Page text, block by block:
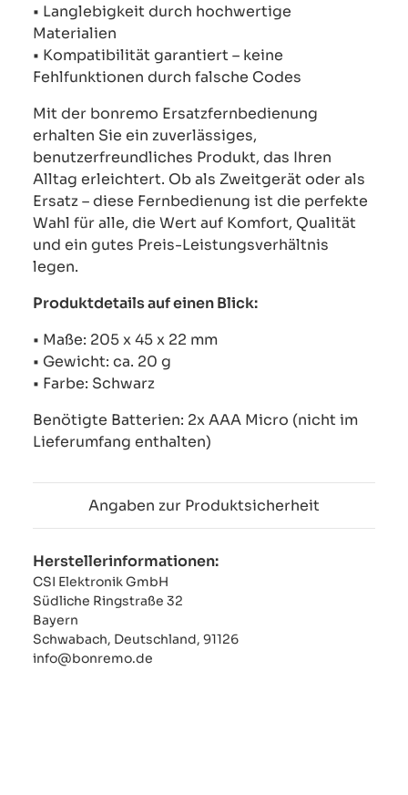
• Langlebigkeit durch hochwertige
Materialien
• Kompatibilität garantiert – keine
Fehlfunktionen durch falsche Codes
Mit der bonremo Ersatzfernbedienung
erhalten Sie ein zuverlässiges,
benutzerfreundliches Produkt, das Ihren
Alltag erleichtert. Ob als Zweitgerät oder als
Ersatz – diese Fernbedienung ist die perfekte
Wahl für alle, die Wert auf Komfort, Qualität
und ein gutes Preis-Leistungsverhältnis
legen.
Produktdetails auf einen Blick:
• Maße: 205 x 45 x 22 mm
• Gewicht: ca. 20 g
• Farbe: Schwarz
Benötigte Batterien: 2x AAA Micro (nicht im
Lieferumfang enthalten)
Angaben zur Produktsicherheit
Herstellerinformationen:
CSI Elektronik GmbH
Südliche Ringstraße 32
Bayern
Schwabach, Deutschland, 91126
info@bonremo.de